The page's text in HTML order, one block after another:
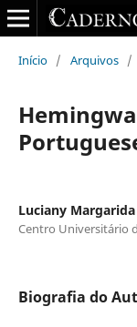
Início / Arquivos /
Luciany
Centro Universitário
Biografia do